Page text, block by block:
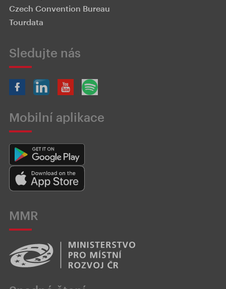
Czech Convention Bureau
Tourdata
Sledujte nás
Mobilní aplikace
MMR